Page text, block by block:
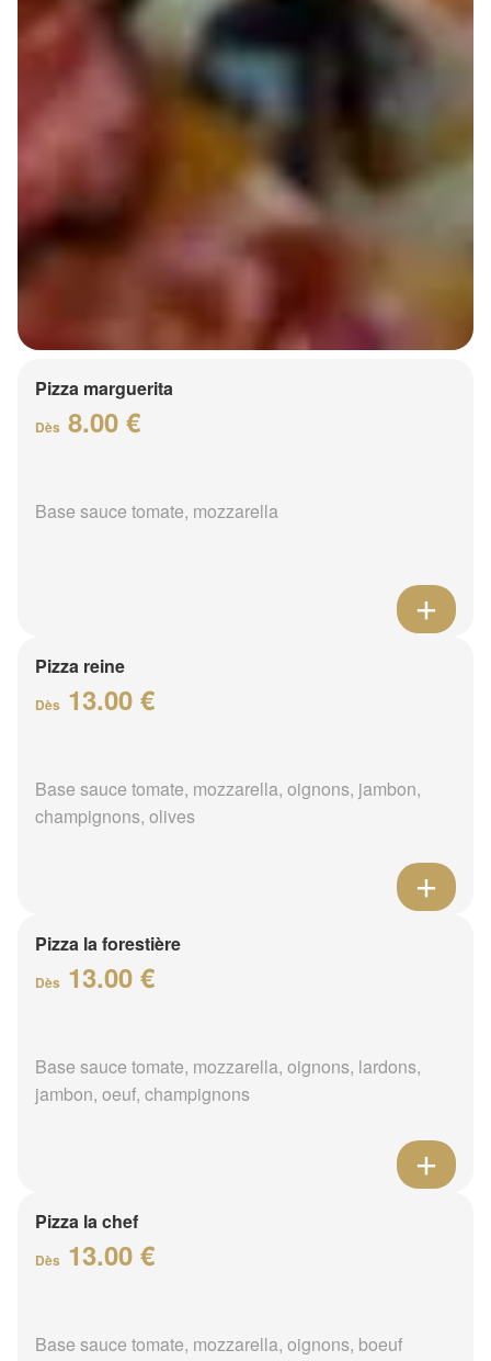
Pizza marguerita
Dès 8.00 €
Base sauce tomate, mozzarella
Pizza reine
Dès 13.00 €
Base sauce tomate, mozzarella, oignons, jambon,
champignons, olives
Pizza la forestière
Dès 13.00 €
Base sauce tomate, mozzarella, oignons, lardons,
jambon, oeuf, champignons
Pizza la chef
Dès 13.00 €
Base sauce tomate, mozzarella, oignons, boeuf